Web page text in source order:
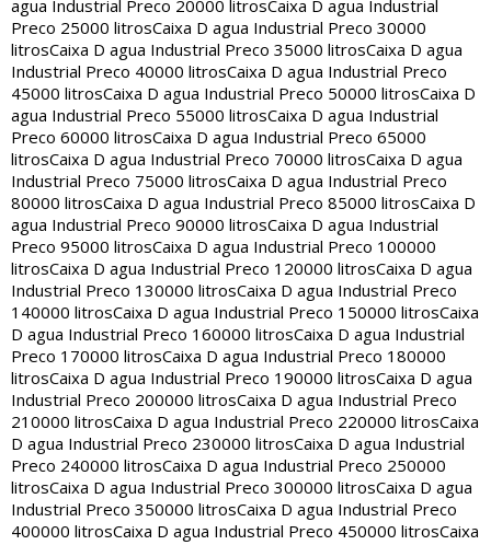
agua Industrial Preco 20000 litrosCaixa D agua Industrial
Preco 25000 litrosCaixa D agua Industrial Preco 30000
litrosCaixa D agua Industrial Preco 35000 litrosCaixa D agua
Industrial Preco 40000 litrosCaixa D agua Industrial Preco
45000 litrosCaixa D agua Industrial Preco 50000 litrosCaixa D
agua Industrial Preco 55000 litrosCaixa D agua Industrial
Preco 60000 litrosCaixa D agua Industrial Preco 65000
litrosCaixa D agua Industrial Preco 70000 litrosCaixa D agua
Industrial Preco 75000 litrosCaixa D agua Industrial Preco
80000 litrosCaixa D agua Industrial Preco 85000 litrosCaixa D
agua Industrial Preco 90000 litrosCaixa D agua Industrial
Preco 95000 litrosCaixa D agua Industrial Preco 100000
litrosCaixa D agua Industrial Preco 120000 litrosCaixa D agua
Industrial Preco 130000 litrosCaixa D agua Industrial Preco
140000 litrosCaixa D agua Industrial Preco 150000 litrosCaixa
D agua Industrial Preco 160000 litrosCaixa D agua Industrial
Preco 170000 litrosCaixa D agua Industrial Preco 180000
litrosCaixa D agua Industrial Preco 190000 litrosCaixa D agua
Industrial Preco 200000 litrosCaixa D agua Industrial Preco
210000 litrosCaixa D agua Industrial Preco 220000 litrosCaixa
D agua Industrial Preco 230000 litrosCaixa D agua Industrial
Preco 240000 litrosCaixa D agua Industrial Preco 250000
litrosCaixa D agua Industrial Preco 300000 litrosCaixa D agua
Industrial Preco 350000 litrosCaixa D agua Industrial Preco
400000 litrosCaixa D agua Industrial Preco 450000 litrosCaixa